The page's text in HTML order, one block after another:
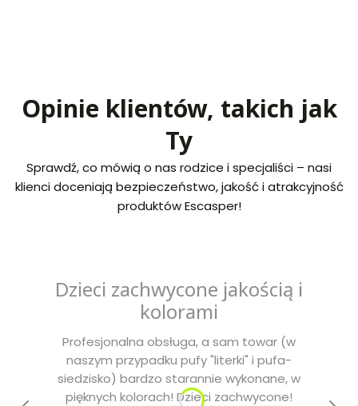
Opinie klientów, takich jak
Ty
Sprawdź, co mówią o nas rodzice i specjaliści – nasi
klienci doceniają bezpieczeństwo, jakość i atrakcyjność
produktów Escasper!
Dzieci zachwycone jakością i
kolorami
Profesjonalna obsługa, a sam towar (w
naszym przypadku pufy "literki" i pufa-
siedzisko) bardzo starannie wykonane, w
pięknych kolorach! Dzieci zachwycone!